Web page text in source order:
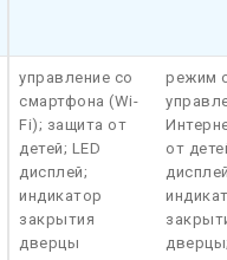
управление со
смартфона (Wi-
Fi); защита от
детей; LED
дисплей;
индикатор
закрытия
дверцы
режим
от